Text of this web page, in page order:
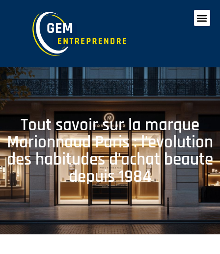
Tout savoir sur la marque
Marionnaud Paris : l’evolution
des habitudes d’achat beaute
depuis 1984